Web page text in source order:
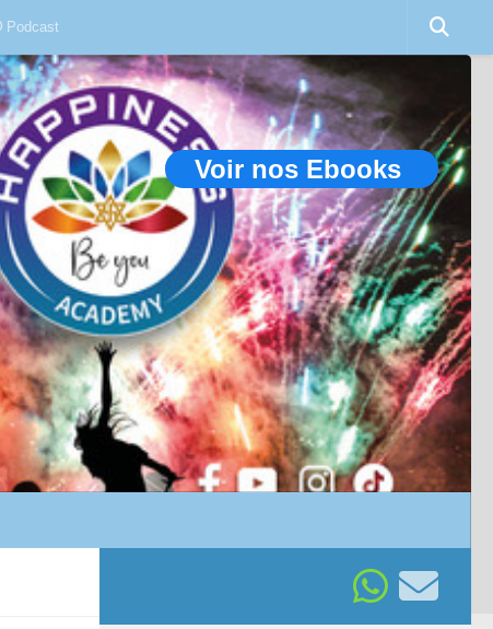
Podcast
Voir nos Ebooks